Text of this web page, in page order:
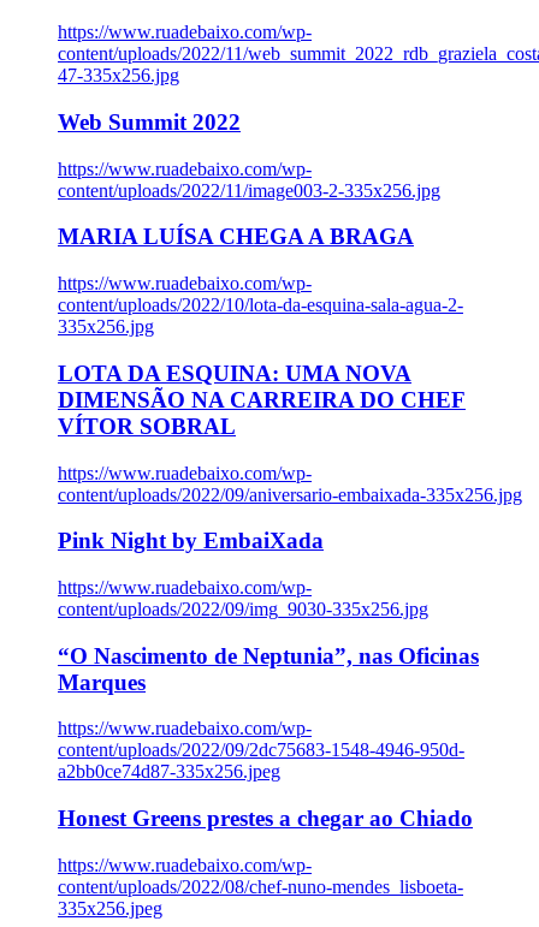
https://www.ruadebaixo.com/wp-
content/uploads/2022/11/
47-335x256.jpg
Web Summit 2022
https://www.ruadebaixo.com/wp-
content/uploads/2022/11/image003-2-335x256.jpg
MARIA LUÍSA CHEGA A BRAGA
https://www.ruadebaixo.com/wp-
content/uploads/2022/10/lota-da-esquina-sala-agua-2-
335x256.jpg
LOTA DA ESQUINA: UMA NOVA
DIMENSÃO NA CARREIRA DO CHEF
VÍTOR SOBRAL
https://www.ruadebaixo.com/wp-
content/uploads/2022/09/aniversario-embaixada-335x256.jpg
Pink Night by EmbaiXada
https://www.ruadebaixo.com/wp-
content/uploads/2022/09/img_9030-335x256.jpg
“O Nascimento de Neptunia”, nas Oficinas
Marques
https://www.ruadebaixo.com/wp-
content/uploads/2022/09/2dc75683-1548-4946-950d-
a2bb0ce74d87-335x256.jpeg
Honest Greens prestes a chegar ao Chiado
https://www.ruadebaixo.com/wp-
content/uploads/2022/08/chef-nuno-mendes_lisboeta-
335x256.jpeg